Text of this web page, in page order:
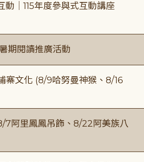
｜115年度參與式互動講座
期閱讀推廣活動
寨文化 (8/9哈努曼神猴、8/16
7阿里鳳鳳吊飾、8/22阿美族八